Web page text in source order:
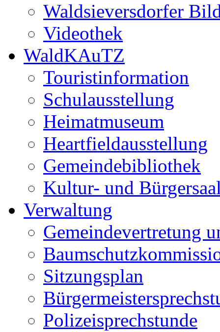
Waldsieversdorfer
Videothek
WaldKAuTZ
Touristinformation
Schulausstellung
Heimatmuseum
Heartfieldausstellung
Gemeindebibliothek
Kultur- und
Verwaltung
Gemeindevertretung
Sitzungsplan
Polizeisprechstunde